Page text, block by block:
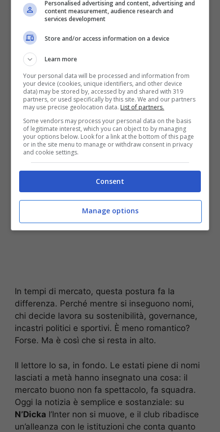
C’è poi un passaggio che vale doppio. Marotta
ha rimarcato l’importanza di
nel mosaico del calcio italiano. Non è un
dettaglio di cortesia. È la consapevolezza che
un grande club vive anche dentro una cornice
istituzionale: calendari, impianti, rapporti tra
Lega,FIGC eCONI . Quando il presidente
dell’Inter parla di Malagò come figura di
costruisce pure nell’architettura del sistema. Più
dialogo serio, meno rumore.
In tempi di mercato, questa postura fa la
differenza. Perché mentre si inseguono nomi,
chi decide lavora su sostenibilità, governance,
incastri politici e sportivi. È meno romantico?
Forse. Ma è così che si resta in alto.
Il lettore lo sa, in fondo. Le estati piene di nomi
lasciati a metà hanno insegnato una cosa: il
mercato buono non fa spettacolo, fa squadra.
Oggi la notizia è semplice e sostanziale: su
N’Dicka l’Inter non si muove, e il club ribadisce
un’alleanza con le istituzioni che conta quanto
Personalised advertising and content, advertising and
content measurement, audience research and
services development
Store and/or access information on a device
Learn more
Your personal data will be processed and information from
your device (cookies, unique identifiers, and other device
data) may be stored by, accessed by and shared with 319
partners, or used specifically by this site. We and our partners
may use precise geolocation data. List of partners.
Some vendors may process your personal data on the basis
of legitimate interest, which you can object to by managing
your options below. Look for a link at the bottom of this page
or in the site menu to manage or withdraw consent in privacy
and cookie settings.
Consent
Manage options